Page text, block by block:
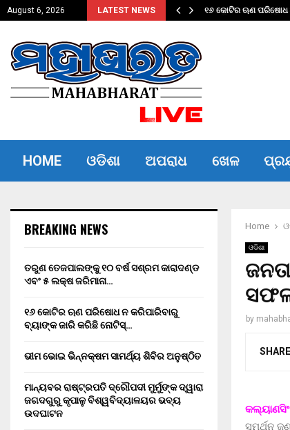
August 6, 2026 LATEST NEWS
ଏବଂ… ୧୬ କୋଟିର ଋଣ ପରିଷୋଧ
HOME ଓଡିଶା ଅପରାଧ ଖେଳ
Home
ଓଡିଶା
by
SHARE
ସମର୍ଥନ
BREAKING NEWS
ତରୁଣ ତେଜପାଲଙ୍କୁ ୧୦ ବର୍ଷ ସଶ୍ରମ କାରାଦଣ୍ଡ
ଏବଂ ₹୫ ଲକ୍ଷ ଜରିମାନା…
୧୬ କୋଟିର ଋଣ ପରିଷୋଧ ନ କରିପାରିବାରୁ
ବ୍ୟାଙ୍କ ଜାରି କରିଛି ନୋଟିସ୍…
ଭୀମ ଭୋଇ ଭିନ୍ନକ୍ଷମ ସାମର୍ଥ୍ୟ ଶିବିର ଅନୁଷ୍ଠିତ
ମାନ୍ୟବର ରାଷ୍ଟ୍ରପତି ଦ୍ରୌପଦୀ ମୁର୍ମୁଙ୍କ ଦ୍ୱାରା
ଜଗଦଗୁରୁ କୃପାଳୁ ବିଶ୍ୱବିଦ୍ୟାଳୟର ଭବ୍ୟ
ଉଦଘାଟନ